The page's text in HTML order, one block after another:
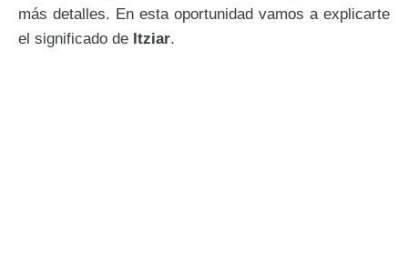
más detalles. En esta oportunidad vamos a explicarte
el significado de Itziar.